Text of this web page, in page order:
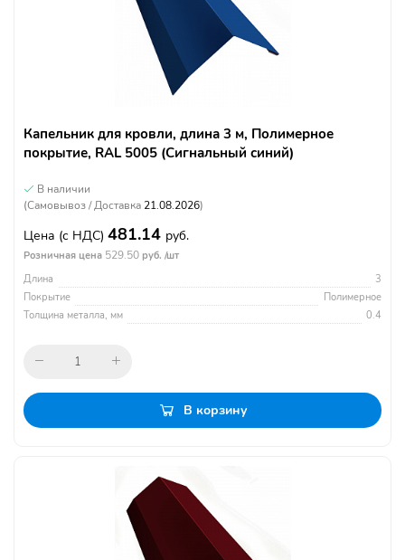
Капельник для кровли, длина 3 м, Полимерное
покрытие, RAL 5005 (Сигнальный синий)
В наличии
(Самовывоз / Доставка 21.08.2026)
Цена (с НДС) 481.14 руб.
Розничная цена 529.50 руб. /шт
Длина
3
Покрытие
Полимерное
Толщина металла, мм
0.4
В корзину